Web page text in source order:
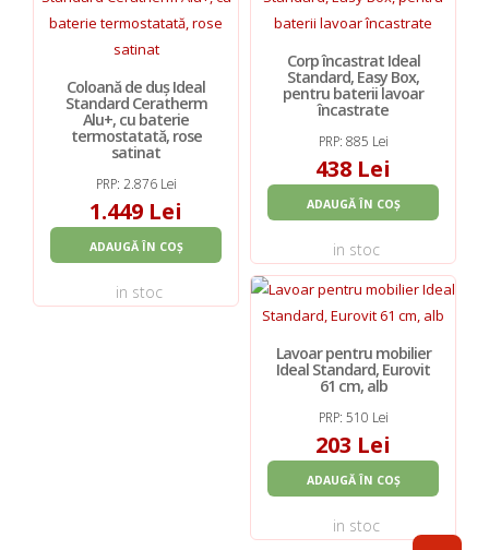
Coloană de duș Ideal
Standard Ceratherm
Alu+, cu baterie
termostatată, rose
satinat
PRP: 2.876 Lei
1.449 Lei
ADAUGĂ ÎN COȘ
in stoc
Corp încastrat Ideal
Standard, Easy Box,
pentru baterii lavoar
încastrate
PRP: 885 Lei
438 Lei
ADAUGĂ ÎN COȘ
in stoc
Lavoar pentru mobilier
Ideal Standard, Eurovit
61 cm, alb
PRP: 510 Lei
203 Lei
ADAUGĂ ÎN COȘ
in stoc